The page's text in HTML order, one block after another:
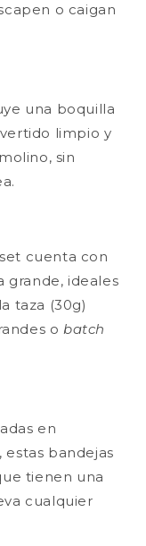
o caigan
una boquilla
limpio y
sin
cuenta con
grande, ideales
taza (30g)
o batch
en
bandejas
tienen una
cualquier